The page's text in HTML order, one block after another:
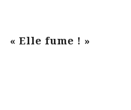
« Elle fume ! »